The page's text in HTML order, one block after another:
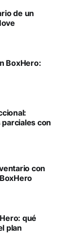
de un
BoxHero:
con
con
qué
plan